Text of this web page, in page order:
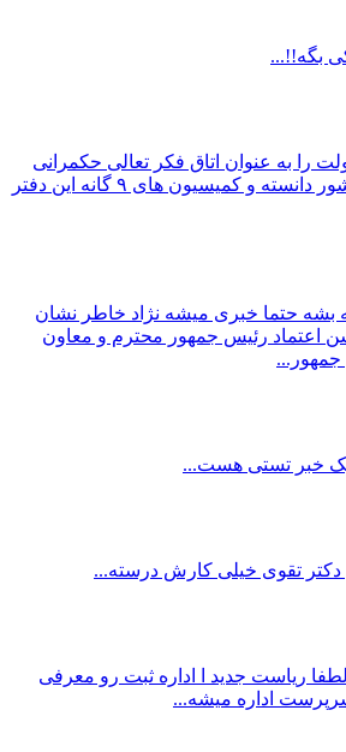
بگه!!...
را به عنوان اتاق فکر تعالی حکمرانی
ساختار اجرایی کشور دانسته و کمیسیون های ۹ گانه این دفتر
بشه حتما خبری میشه نژاد خاطر نشان
رئیس جمهور محترم و معاون
خبر تستی هست...
دکتر تقوی خیلی کارش درسته...
ریاست جدید ا اداره ثبت‌ رو معرفی
سرپرست اداره‌ میشه...